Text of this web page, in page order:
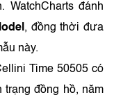
WatchCharts đánh
, đồng thời đưa
này.
Time 50505 có
trạng đồng hồ, năm